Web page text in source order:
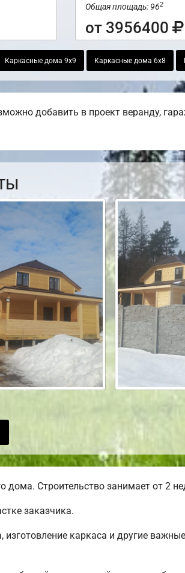
Общая площадь: 962
от 3956400
Каркасные дома 9х9 Каркасные дома 6х8
добавить в проект веранду,
Строительство занимает от 2
заказчика.
каркаса и другие